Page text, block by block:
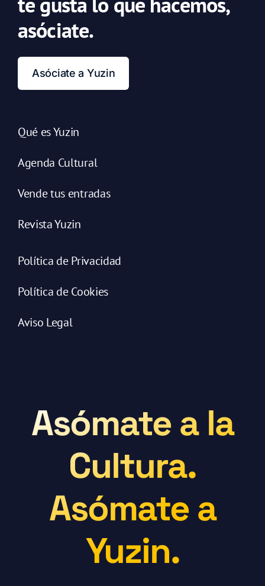
asóciate.
Asóciate a Yuzin
Qué es Yuzin
Agenda Cultural
Vende tus entradas
Revista Yuzin
Política de Privacidad
Política de Cookies
Aviso Legal
Asómate a la
Cultura.
Asómate a
Yuzin.